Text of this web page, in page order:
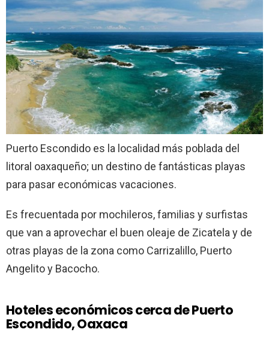
Puerto Escondido es la localidad más poblada del
litoral oaxaqueño; un destino de fantásticas playas
para pasar económicas vacaciones.
Es frecuentada por mochileros, familias y surfistas
que van a aprovechar el buen oleaje de Zicatela y de
otras playas de la zona como Carrizalillo, Puerto
Angelito y Bacocho.
Hoteles económicos cerca de Puerto
Escondido, Oaxaca